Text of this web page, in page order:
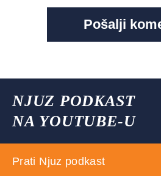
NJUZ PODKAST
NA YOUTUBE-U
Prati Njuz podkast